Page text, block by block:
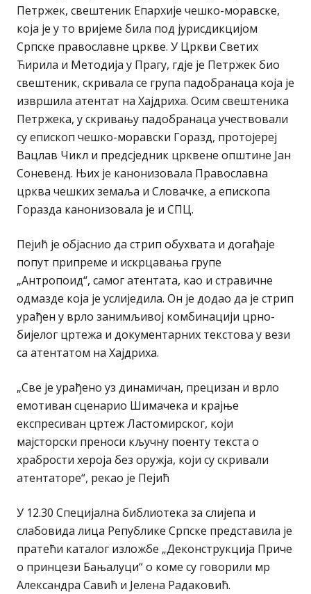
Петржек, свештеник Епархије чешко-моравске,
која је у то вријеме била под јурисдикцијом
Српске православне цркве. У Цркви Светих
Ћирила и Методија у Прагу, гдје је Петржек био
свештеник, скривала се група падобранаца која је
извршила атентат на Хајдриха. Осим свештеника
Петржека, у скривању падобранаца учествовали
су eпископ чешко-моравски Горазд, протојереј
Вацлав Чикл и предсједник црквене општине Јан
Соневенд. Њих је канонизовала Православна
црква чешких земаља и Словачке, a eпископa
Гораздa канонизовалa је и СПЦ.
Пејић је објаснио да стрип обухвата и догађаје
попут припреме и искрцавања групе
„Антропоид“, самог атентата, као и стравичне
одмазде која је услиједила. Он је додао да је стрип
урађен у врло занимљивој комбинацији црно-
бијелог цртежа и документарних текстова у вези
са атентатом на Хајдриха.
„Све је урађено уз динамичан, прецизан и врло
емотиван сценарио Шимачека и крајње
експресиван цртеж Ластомирског, који
мајсторски преноси кључну поенту текста о
храбрости хероја без оружја, који су скривали
атентаторе“, рекао је Пејић
У 12.30 Специјална библиотека за слијепа и
слабовида лица Републике Српске представила је
пратећи каталог изложбе „Деконструкција Приче
о принцези Бањалуци“ о коме су говорили мр
Александра Савић и Јелена Радаковић.